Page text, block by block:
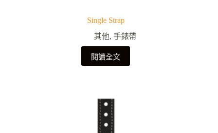
Single Strap
其他,手錶帶
閱讀全文